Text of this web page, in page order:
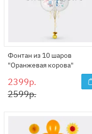
Фонтан из 10 шаров
"Оранжевая корова"
2399р.
2599р.